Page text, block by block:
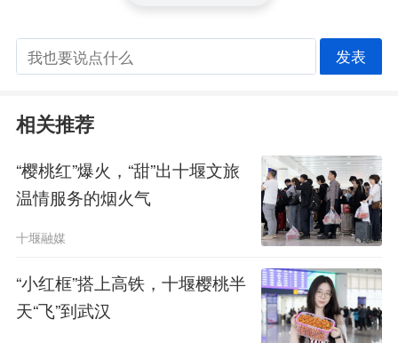
发表
相关推荐
“樱桃红”爆火，“甜”出十堰文旅
温情服务的烟火气
十堰融媒
“小红框”搭上高铁，十堰樱桃半
天“飞”到武汉